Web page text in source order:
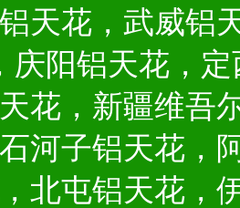
天花，武威铝
庆阳铝天花，
花，新疆维吾
河子铝天花，
北屯铝天花，